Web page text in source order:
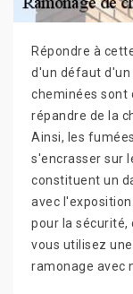
Répondre à
d'un défaut d'un
cheminées sont
répandre de la
Ainsi, les
s'encrasser sur
constituent un
avec
pour la sécurité,
vous utilisez
ramonage avec